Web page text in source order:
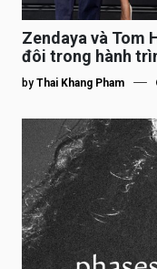
Zendaya và Tom
đôi trong hành
by Thai Khang Pham